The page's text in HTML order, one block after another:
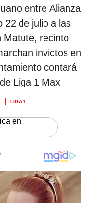
entre Alianza
22 de julio a las
Matute, recinto
invictos en
contará
Liga 1 Max
LIGA 1
en